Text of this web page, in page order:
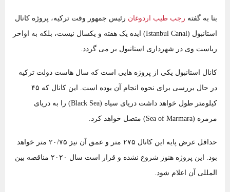
بنا به گفته رجب طیب اردوغان رئیس جمهور وقت ترکیه، پروژه کانال
استانبول (Istanbul Canal) ایده یک هفته و یکسال نیست، بلکه به اواخر
ریاست وی در شهرداری استانبول بر می ‌گردد.
کانال استانبول یکی از پروژه هایی است که سال ‌هاست دولت ترکیه
در حال بررسی برای نحوه انجام آن بوده است. این کانال که ۴۵
کیلومتر طول خواهد داشت دریای سیاه (Black Sea) را به دریای
مرمره (Sea of Marmara) متصل خواهد کرد.
حداقل عرض پایه این کانال ۲۷۵ متر و عمق آن نیز ۲۰/۷۵ متر خواهد
بود. این پروژه هنوز شروع نشده و قرار است سال ۲۰۲۰ مناقصه بین
المللی آن اعلام شود.